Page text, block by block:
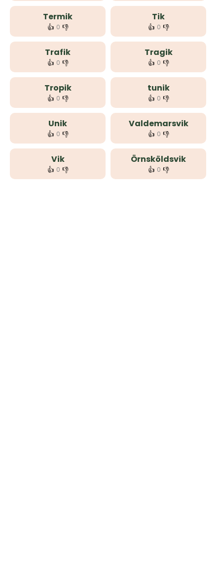
Termik
👍 0 👎
Tik
👍 0 👎
Trafik
👍 0 👎
Tragik
👍 0 👎
Tropik
👍 0 👎
tunik
👍 0 👎
Unik
👍 0 👎
Valdemarsvik
👍 0 👎
Vik
👍 0 👎
Örnsköldsvik
👍 0 👎